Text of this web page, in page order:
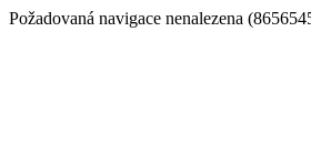
Požadovaná navigace nenalezena